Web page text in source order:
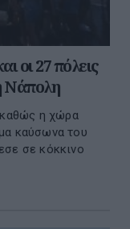
οι 27 πόλεις
Νάπολη
καθώς η χώρα
καύσωνα του
σε κόκκινο